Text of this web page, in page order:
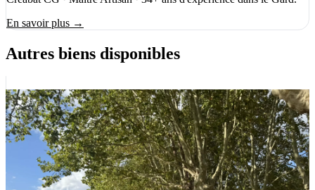
En savoir plus →
Autres biens disponibles